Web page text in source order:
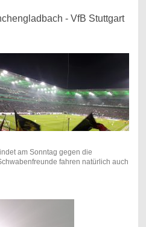
- VfB Stuttgart
am Sonntag gegen die
fahren natürlich auch